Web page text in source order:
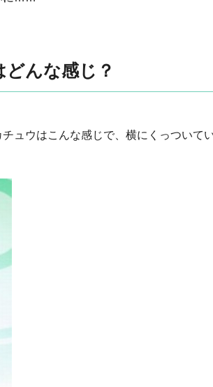
んな感じ？
ュウはこんな感じで、横にくっついて